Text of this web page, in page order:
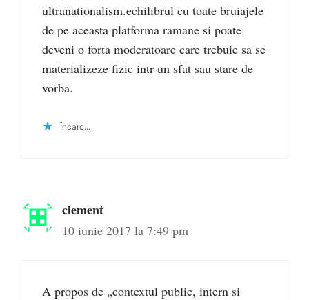
ultranationalism.echilibrul cu toate bruiajele
de pe aceasta platforma ramane si poate
deveni o forta moderatoare care trebuie sa se
materializeze fizic intr-un sfat sau stare de
vorba.
Încarc...
clement
10 iunie 2017 la 7:49 pm
A propos de „contextul public, intern si